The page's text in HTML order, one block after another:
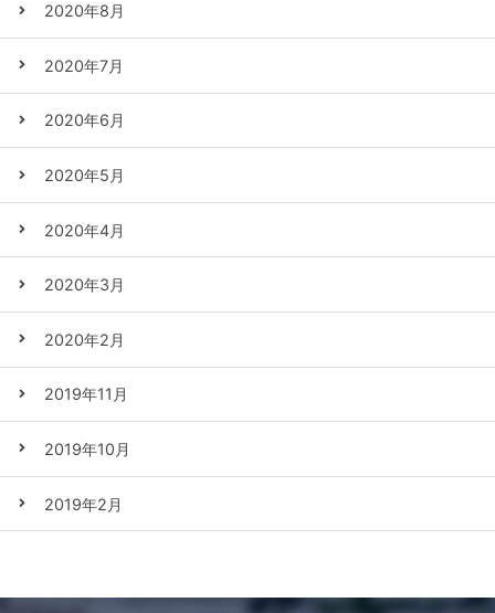
2020年8月
2020年7月
2020年6月
2020年5月
2020年4月
2020年3月
2020年2月
2019年11月
2019年10月
2019年2月